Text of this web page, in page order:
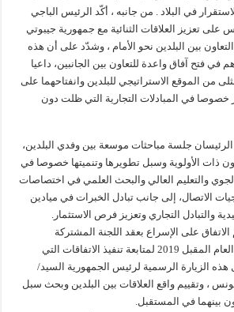
في البلاد . من جانبه ، أكّد الرئيس الباجي
تعزيز العلاقات الثنائية مع جمهورية جيبوتي
بين البلدين نحو الأمام ، وشدّد على أن هذه
في فتح آفاق واعدة للتعاون بين الجانبين، داعيا
من الموقع الاستراتيجي للبلدين وانفتاحهما على
خصوصا في المبادلات التجارية التي ظلت دون
جلسة مباحثات موسعة بين وفدي البلدين،
ذات الأولوية وسبل تطويرها وتنميتها خصوصا في
والتعليم العالي والبحث العلمي في اختصاصات
الاتصال، إلى جانب تبادل الخبرات في ميادين
والتبادل التجاري وتعزيز فرص الاستثمار.
الاتفاق على الإسراع بعقد اللجنة المشتركة
الجيبوتية التونسية مطلع العام المقبل 2019 لمتابعة تنفيذ الاتفاقات التي
هذه الزيارة الرسمية لرئيس الجمهورية السيد/
، وتقييم واقع العلاقات بين البلدين وبحث سبل
بينهما في المستقبل.